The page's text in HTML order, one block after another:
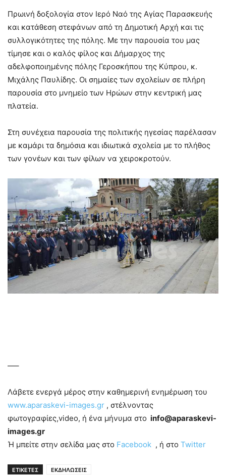
Πρωινή δοξολογία στον Ιερό Ναό της Αγίας Παρασκευής
και κατάθεση στεφάνων από τη Δημοτική Αρχή και τις
συλλογικότητες της πόλης. Με την παρουσία του μας
τίμησε και ο καλός φίλος και Δήμαρχος της
αδελφοποιημένης πόλης Γεροσκήπου της Κύπρου, κ.
Μιχάλης Παυλίδης. Οι σημαίες των σχολείων σε πλήρη
παρουσία στο μνημείο των Ηρώων στην κεντρική μας
πλατεία.
Στη συνέχεια παρουσία της πολιτικής ηγεσίας παρέλασαν
με καμάρι τα δημόσια και ιδιωτικά σχολεία με το πλήθος
των γονέων και των φίλων να χειροκροτούν.
—–
Λάβετε ενεργά μέρος στην καθημερινή ενημέρωση του
www.aparaskevi-images.gr , στέλνοντας
φωτογραφίες,video, ή ένα μήνυμα στο info@aparaskevi-
images.gr
Ή μπείτε στην σελίδα μας στο Facebook , ή στο Twitter
ΕΤΙΚΕΤΕΣ ΕΚΔΗΛΩΣΕΙΣ